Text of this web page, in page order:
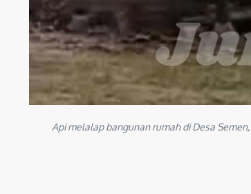
Api melalap bangunan rumah di Desa